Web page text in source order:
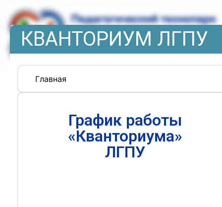
КВАНТОРИУМ ЛГПУ
Главная
График работы
«Кванториума»
ЛГПУ